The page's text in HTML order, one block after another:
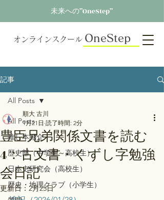
未来への”OneStep”
オンラインスクール OneStep
記事
All Posts
推し本紹介
歴史部（中学生～高校生）
日本史研究会（高校生）
歴史・地理クラブ（小学生）
All Posts
豊臣兄弟関係文書を読む
4：古文書・くずし字勉強
会日記
順大 古川
1月21日 読了時間: 2分
更新日： 2月25日